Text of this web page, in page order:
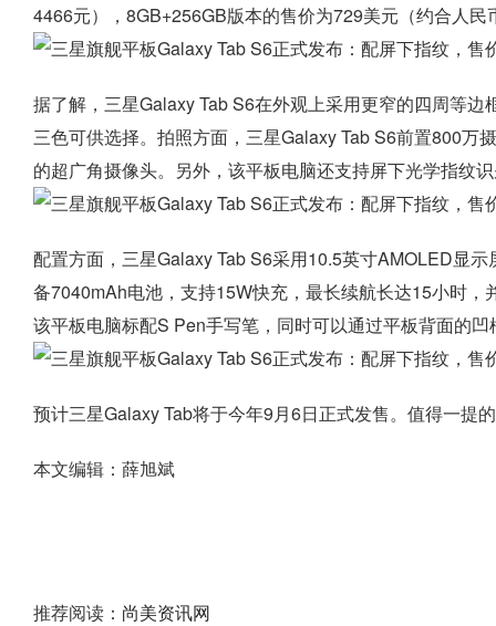
4466元），8GB+256GB版本的售价为729美元（约合人民
据了解，三星Galaxy Tab S6在外观上采用更窄的四周等
三色可供选择。拍照方面，三星Galaxy Tab S6前置800万
的超广角摄像头。另外，该平板电脑还支持屏下光学指纹
配置方面，三星Galaxy Tab S6采用10.5英寸AMOLED显
备7040mAh电池，支持15W快充，最长续航长达15小时
该平板电脑标配S Pen手写笔，同时可以通过平板背面的
预计三星Galaxy Tab将于今年9月6日正式发售。值得一提
本文编辑：薛旭斌
推荐阅读： 尚美资讯网